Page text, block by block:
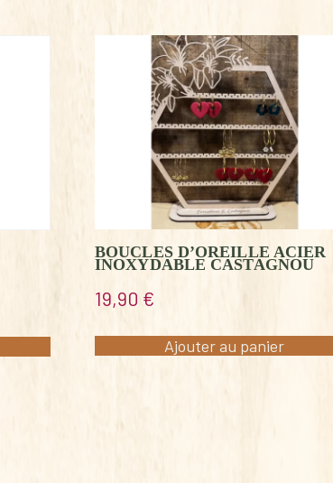
BOUCLES D’OREILLE ACIER
INOXYDABLE CASTAGNOU
19,90 €
Ajouter au panier